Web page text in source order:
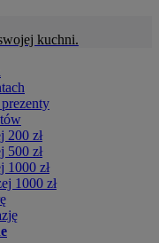
kuchni.
200 zł
500 zł
1000 zł
1000 zł